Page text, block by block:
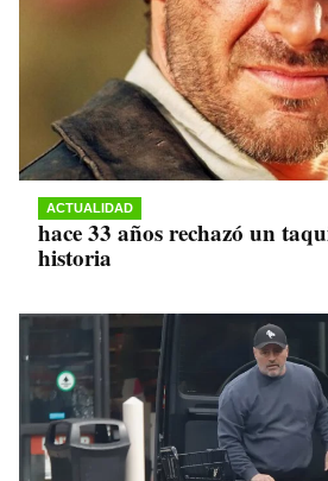
ACTUALIDAD
hace 33 años rechazó un
historia